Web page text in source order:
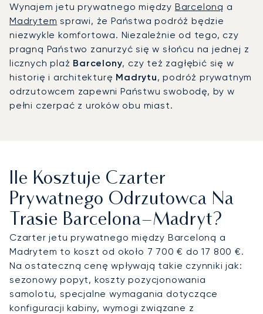
Wynajem jetu prywatnego między Barceloną a
Madrytem sprawi, że Państwa podróż będzie
niezwykle komfortowa. Niezależnie od tego, czy
pragną Państwo zanurzyć się w słońcu na jednej z
licznych plaż Barcelony, czy też zagłębić się w
historię i architekturę Madrytu, podróż prywatnym
odrzutowcem zapewni Państwu swobodę, by w
pełni czerpać z uroków obu miast.
Ile Kosztuje Czarter
Prywatnego Odrzutowca Na
Trasie Barcelona–Madryt?
Czarter jetu prywatnego między Barceloną a
Madrytem to koszt od około 7 700 € do 17 800 €.
Na ostateczną cenę wpływają takie czynniki jak:
sezonowy popyt, koszty pozycjonowania
samolotu, specjalne wymagania dotyczące
konfiguracji kabiny, wymogi związane z